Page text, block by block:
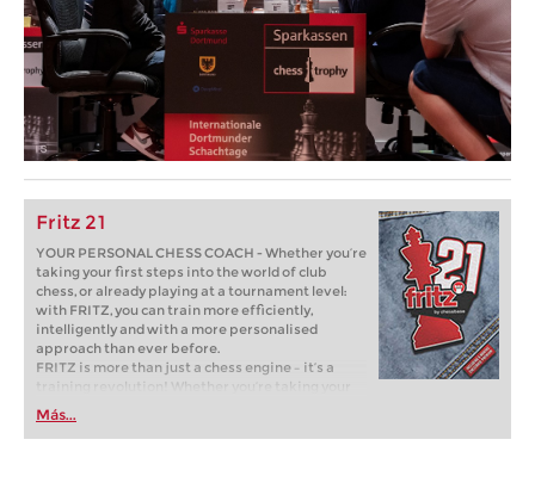
Fritz 21
YOUR PERSONAL CHESS COACH - Whether you’re
taking your first steps into the world of club
chess, or already playing at a tournament level:
with FRITZ, you can train more efficiently,
intelligently and with a more personalised
approach than ever before.
FRITZ is more than just a chess engine – it’s a
training revolution! Whether you’re taking your
first steps into the world of club chess, or already
playing at a tournament level: with FRITZ, you can
train more efficiently, intelligently and with a
Más...